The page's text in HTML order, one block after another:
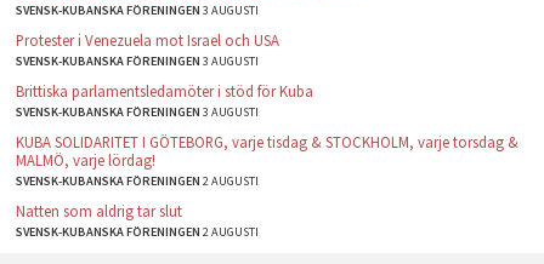
SVENSK-KUBANSKA FÖRENINGEN3 AUGUSTI
Protester i Venezuela mot Israel och USA
SVENSK-KUBANSKA FÖRENINGEN3 AUGUSTI
Brittiska parlamentsledamöter i stöd för Kuba
SVENSK-KUBANSKA FÖRENINGEN3 AUGUSTI
KUBA SOLIDARITET I GÖTEBORG, varje tisdag & STOCKHOLM, varje torsdag &
MALMÖ, varje lördag!
SVENSK-KUBANSKA FÖRENINGEN2 AUGUSTI
Natten som aldrig tar slut
SVENSK-KUBANSKA FÖRENINGEN2 AUGUSTI